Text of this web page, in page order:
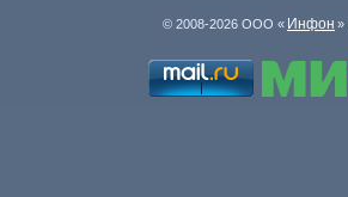
© 2008-2026 ООО « Инфон »